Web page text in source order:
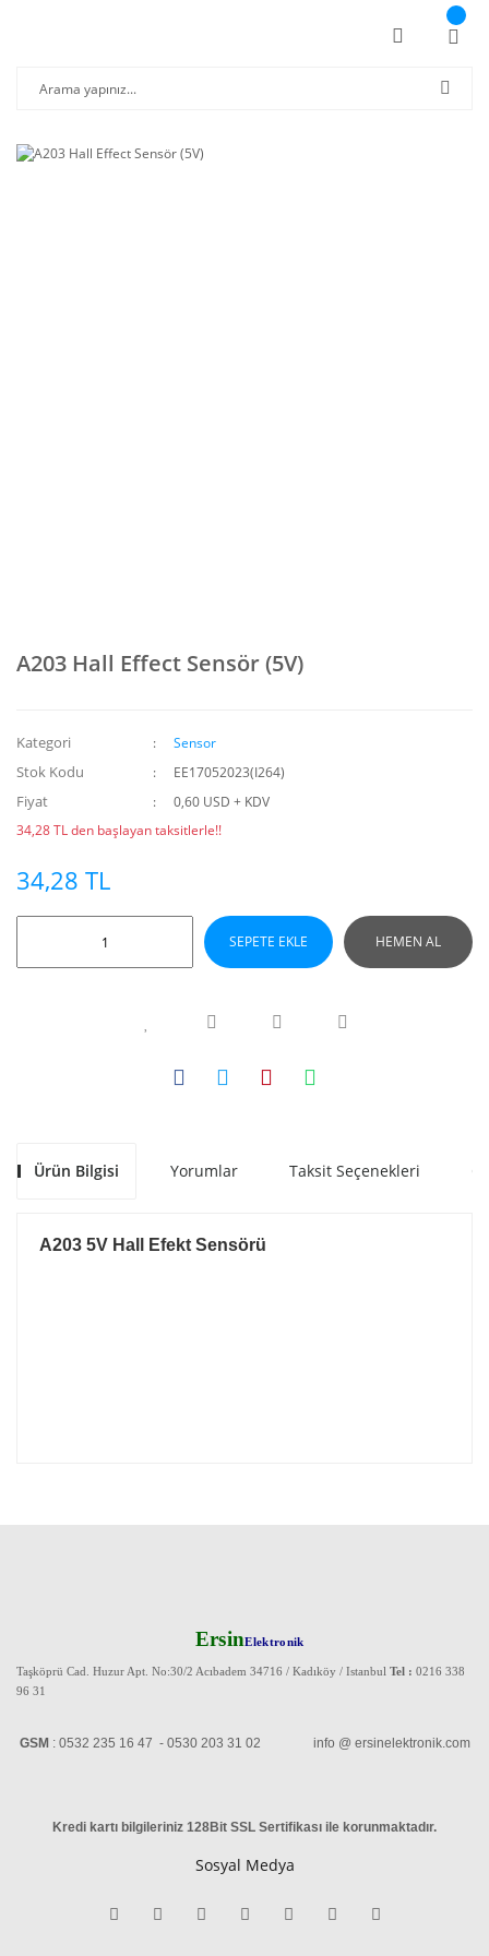
A203 Hall Effect Sensör (5V)
Kategori Sensor
Stok Kodu EE17052023(I264)
Fiyat
0,60 USD + KDV
34,28 TL den başlayan taksitlerle!!
34,28 TL
SEPETE EKLE HEMEN AL
Ürün Bilgisi Yorumlar Taksit Seçenekleri
A203 5V Hall Efekt Sensörü
ErsinElektronik
Taşköprü Cad. Huzur Apt. No:30/2 Acıbadem 34716 / Kadıköy / Istanbul Tel : 0216 338
96 31
GSM : 0532 235 16 47 - 0530 203 31 02 info @ ersinelektronik.com
Kredi kartı bilgileriniz 128Bit SSL Sertifikası ile korunmaktadır.
Sosyal Medya